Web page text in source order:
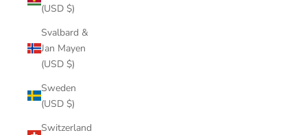
(USD $)
Svalbard &
Jan Mayen
(USD $)
Sweden
(USD $)
Switzerland